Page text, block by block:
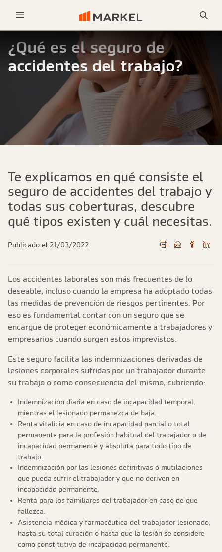
¿Qué es el seguro de
accidentes del trabajo?
Te explicamos en qué consiste el
seguro de accidentes del trabajo y
todas sus coberturas, descubre
qué tipos existen y cuál necesitas.
Publicado el 21/03/2022
Los accidentes laborales son más frecuentes de lo
deseable, incluso cuando la empresa ha adoptado todas
las medidas de prevención de riesgos pertinentes. Por
eso es fundamental contar con un seguro que se
encargue de proteger económicamente a trabajadores y
empresarios cuando surgen estos imprevistos.
Este seguro facilita las indemnizaciones derivadas de
lesiones corporales sufridas por un trabajador durante
su trabajo o como consecuencia del mismo, cubriendo:
Indemnización diaria en caso de incapacidad temporal,
mientras el lesionado permanezca de baja.
Renta vitalicia en caso de incapacidad parcial o total
permanente para la profesión habitual del trabajador o de
incapacidad permanente y absoluta para todo tipo de
trabajo.
Indemnización por las lesiones definitivas o mutilaciones
que pueda sufrir el trabajador y que no deriven en
incapacidad permanente.
Renta para los familiares del trabajador en caso de que
fallezca.
Asistencia médica y farmacéutica del trabajador lesionado,
hasta su total curación o hasta que la lesión se considere
como constitutiva de incapacidad permanente.